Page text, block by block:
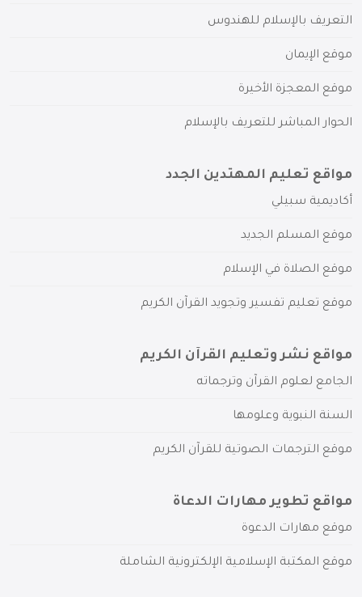
التعريف بالإسلام للهندوس
موقع الإيمان
موقع المعجزة الأخيرة
الحوار المباشر للتعريف بالإسلام
مواقع تعليم المهتدين الجدد
أكاديمية سبيلي
موقع المسلم الجديد
موقع الصلاة في الإسلام
موقع تعليم تفسير وتجويد القرآن الكريم
مواقع نشر وتعليم القرآن الكريم
الجامع لعلوم القرآن وترجماته
السنة النبوية وعلومها
موقع الترجمات الصوتية للقرآن الكريم
مواقع تطوير مهارات الدعاة
موقع مهارات الدعوة
موقع المكتبة الإسلامية الإلكترونية الشاملة